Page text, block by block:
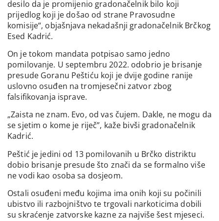
desilo da je promijenio gradonačelnik bilo koji
prijedlog koji je došao od strane Pravosudne
komisije“, objašnjava nekadašnji gradonačelnik Brčkog
Esed Kadrić.
On je tokom mandata potpisao samo jedno
pomilovanje. U septembru 2022. odobrio je brisanje
presude Goranu Peštiću koji je dvije godine ranije
uslovno osuđen na tromjesečni zatvor zbog
falsifikovanja isprave.
„Zaista ne znam. Evo, od vas čujem. Dakle, ne mogu da
se sjetim o kome je riječ”, kaže bivši gradonačelnik
Kadrić.
Peštić je jedini od 13 pomilovanih u Brčko distriktu
dobio brisanje presude što znači da se formalno više
ne vodi kao osoba sa dosjeom.
Ostali osuđeni među kojima ima onih koji su počinili
ubistvo ili razbojništvo te trgovali narkoticima dobili
su skraćenje zatvorske kazne za najviše šest mjeseci.